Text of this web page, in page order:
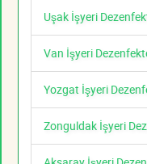
Uşak İşyeri
Van İşyeri
Yozgat İşyeri
Zonguldak İşyeri